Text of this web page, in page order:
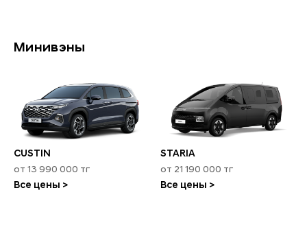
Минивэны
CUSTIN
от 13 990 000 тг
Все цены >
STARIA
от 21 190 000 тг
Все цены >